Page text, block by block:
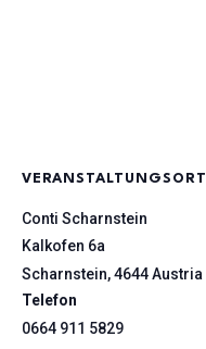
VERANSTALTUNGSORT
Conti Scharnstein
Kalkofen 6a
Scharnstein,4644Austria
Telefon
0664 911 5829